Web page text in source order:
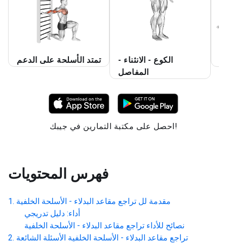
تمتد الأسلحة على الدعم
الكوع - الانثناء -
المفاصل
احصل على مكتبة التمارين في جيبك!
فهرس المحتويات
مقدمة لل تراجع مقاعد البدلاء - الأسلحة الخلفية
أداء: دليل تدريجي
نصائح للأداء تراجع مقاعد البدلاء - الأسلحة الخلفية
تراجع مقاعد البدلاء - الأسلحة الخلفية الأسئلة الشائعة